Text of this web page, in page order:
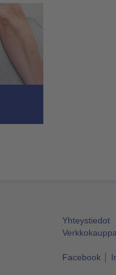
Yhteystiedot
Verkkokauppa
Facebook│